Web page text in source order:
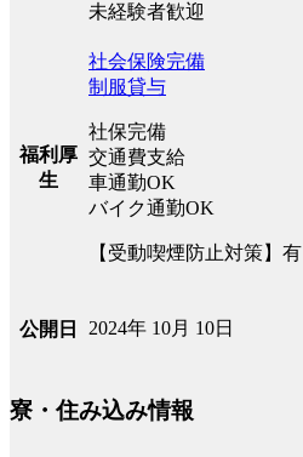
未経験者歓迎
福利厚
生
社会保険完備
制服貸与
社保完備
交通費支給
車通勤OK
バイク通勤OK
【受動喫煙防止対策】
公開日 2024年 10月 10日
寮・住み込み情報